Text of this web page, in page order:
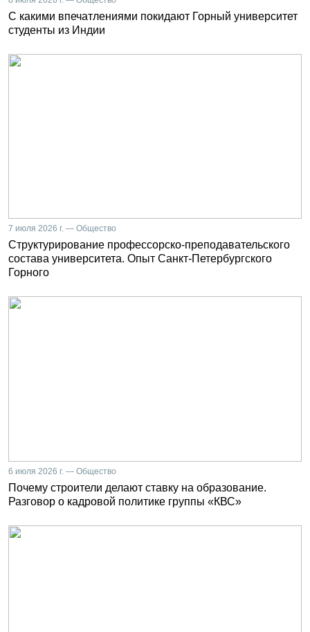
С какими впечатлениями покидают Горный университет
студенты из Индии
7 июля 2026 г. — Общество
Структурирование профессорско-преподавательского
состава университета. Опыт Санкт-Петербургского
Горного
6 июля 2026 г. — Общество
Почему строители делают ставку на образование.
Разговор о кадровой политике группы «КВС»